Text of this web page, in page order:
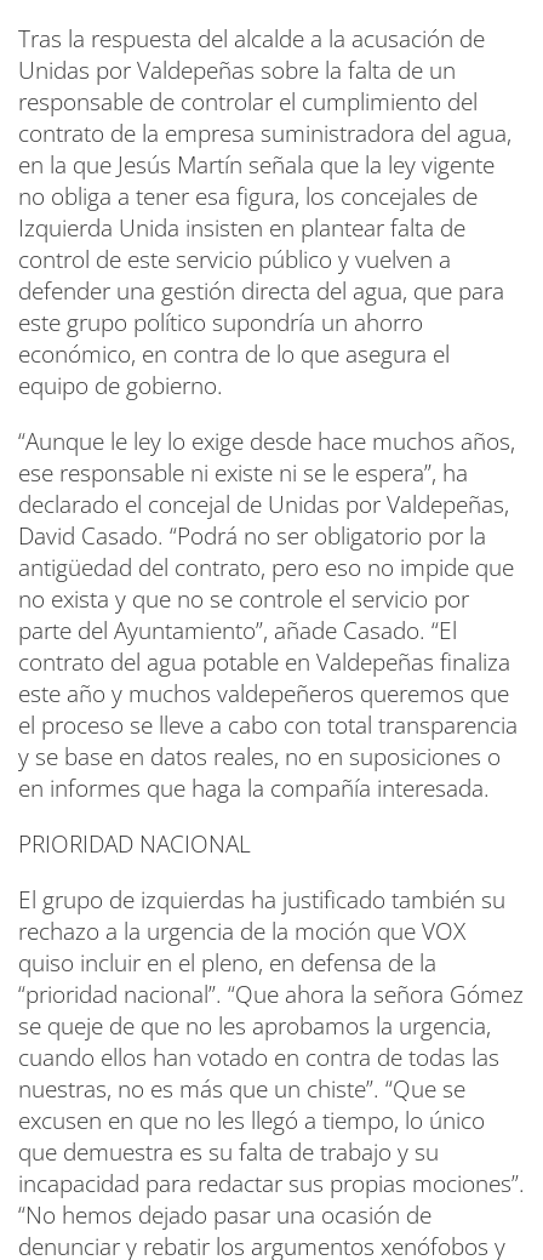
Tras la respuesta del alcalde a la acusación de
Unidas por Valdepeñas sobre la falta de un
responsable de controlar el cumplimiento del
contrato de la empresa suministradora del agua,
en la que Jesús Martín señala que la ley vigente
no obliga a tener esa figura, los concejales de
Izquierda Unida insisten en plantear falta de
control de este servicio público y vuelven a
defender una gestión directa del agua, que para
este grupo político supondría un ahorro
económico, en contra de lo que asegura el
equipo de gobierno.
“Aunque le ley lo exige desde hace muchos años,
ese responsable ni existe ni se le espera”, ha
declarado el concejal de Unidas por Valdepeñas,
David Casado. “Podrá no ser obligatorio por la
antigüedad del contrato, pero eso no impide que
no exista y que no se controle el servicio por
parte del Ayuntamiento”, añade Casado. “El
contrato del agua potable en Valdepeñas finaliza
este año y muchos valdepeñeros queremos que
el proceso se lleve a cabo con total transparencia
y se base en datos reales, no en suposiciones o
en informes que haga la compañía interesada.
PRIORIDAD NACIONAL
El grupo de izquierdas ha justificado también su
rechazo a la urgencia de la moción que VOX
quiso incluir en el pleno, en defensa de la
“prioridad nacional”. “Que ahora la señora Gómez
se queje de que no les aprobamos la urgencia,
cuando ellos han votado en contra de todas las
nuestras, no es más que un chiste”. “Que se
excusen en que no les llegó a tiempo, lo único
que demuestra es su falta de trabajo y su
incapacidad para redactar sus propias mociones”.
“No hemos dejado pasar una ocasión de
denunciar y rebatir los argumentos xenófobos y